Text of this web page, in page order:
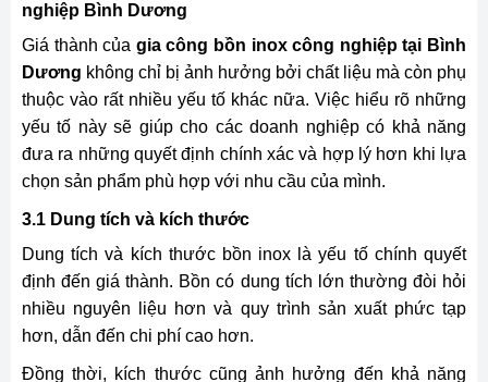
nghiệp Bình Dương
Giá thành của gia công bồn inox công nghiệp tại Bình
Dương không chỉ bị ảnh hưởng bởi chất liệu mà còn phụ
thuộc vào rất nhiều yếu tố khác nữa. Việc hiểu rõ những
yếu tố này sẽ giúp cho các doanh nghiệp có khả năng
đưa ra những quyết định chính xác và hợp lý hơn khi lựa
chọn sản phẩm phù hợp với nhu cầu của mình.
3.1 Dung tích và kích thước
Dung tích và kích thước bồn inox là yếu tố chính quyết
định đến giá thành. Bồn có dung tích lớn thường đòi hỏi
nhiều nguyên liệu hơn và quy trình sản xuất phức tạp
hơn, dẫn đến chi phí cao hơn.
Đồng thời, kích thước cũng ảnh hưởng đến khả năng